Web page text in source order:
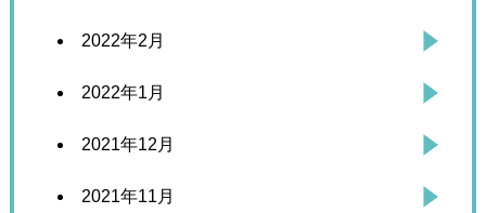
2022年2月
2022年1月
2021年12月
2021年11月